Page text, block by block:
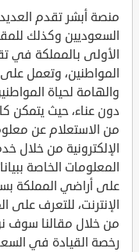
منصة أبشر تقدم
السعوديين وكذلك
الأولى بالمملكة في
المواطنين، وتعمل
والهامة لحياة
دون عناء، حيث يتمكن
من الاستعلام عن
الإلكترونية من خلال
المعلومات الخاصة
على أراضي المملكة
الإنترنت، للتعرف على
من خلال مقالنا سوف
رخصة القيادة في